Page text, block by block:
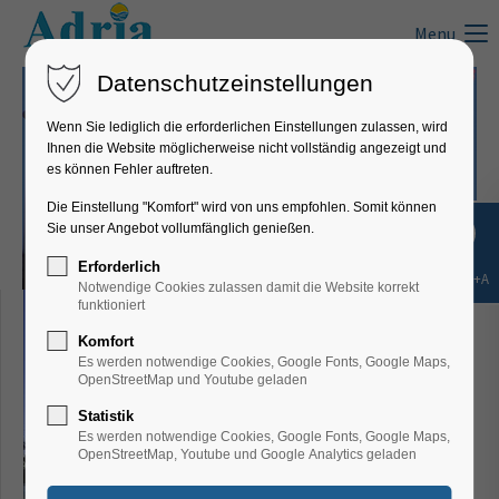
Menu
Datenschutzeinstellungen
Wenn Sie lediglich die erforderlichen Einstellungen zulassen, wird
Ihnen die Website möglicherweise nicht vollständig angezeigt und
es können Fehler auftreten.
Die Einstellung "Komfort" wird von uns empfohlen. Somit können
Sie unser Angebot vollumfänglich genießen.
Erforderlich
Notwendige Cookies zulassen damit die Website korrekt
funktioniert
Komfort
Es werden notwendige Cookies, Google Fonts, Google Maps,
OpenStreetMap und Youtube geladen
Statistik
Es werden notwendige Cookies, Google Fonts, Google Maps,
OpenStreetMap, Youtube und Google Analytics geladen
Shift+Alt+A